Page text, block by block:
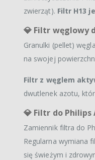
zwierząt). Filtr H13
💎 Filtr węglowy
Granulki (pellet)
na swojej
Filtr z węglem
dwutlenek azotu,
💎 Filtr do Philips
Zamiennik filtra do
Regularna wymiana
się świeżym i